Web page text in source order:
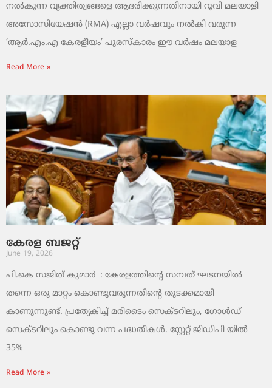
നൽകുന്ന വ്യക്തിത്വങ്ങളെ ആദരിക്കുന്നതിനായി റൂവി മലയാളി
അസോസിയേഷൻ (RMA) എല്ലാ വർഷവും നൽകി വരുന്ന
‘ആർ.എം.എ കേരളീയം’ പുരസ്‌കാരം ഈ വർഷം മലയാള
Read More »
കേരള ബജറ്റ്
June 19, 2026
പി.കെ സജിത് കുമാര്‍ : കേരളത്തിന്റെ സമ്പത് ഘടനയിൽ
തന്നെ ഒരു മാറ്റം കൊണ്ടുവരുന്നതിന്റെ തുടക്കമായി
കാണുന്നുണ്ട്. പ്രത്യേകിച്ച് മരിടൈം സെക്ടറിലും, ഗോൾഡ്
സെക്ടറിലും കൊണ്ടു വന്ന പദ്ധതികൾ. സ്റ്റേറ്റ് ജിഡിപി യിൽ
35%
Read More »